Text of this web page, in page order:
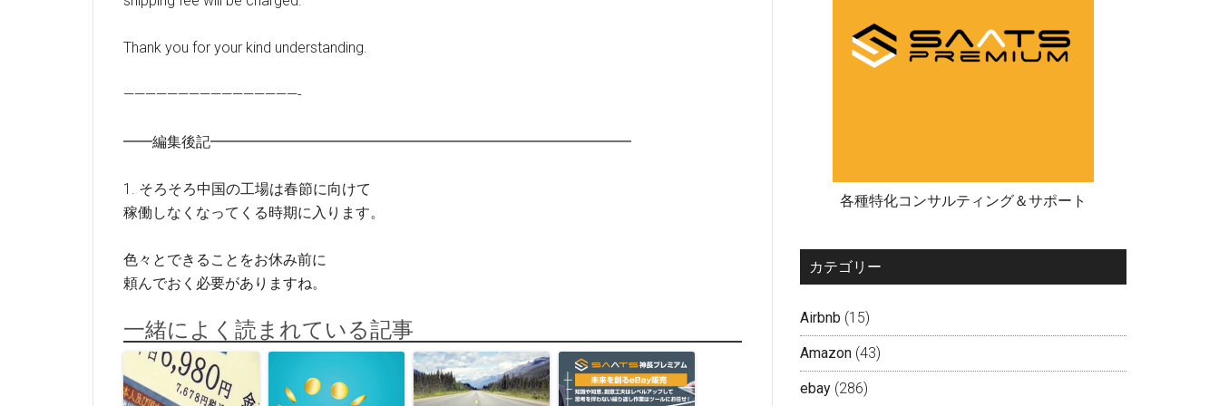
Thank you for your kind understanding.
————————————————-
━━編集後記━━━━━━━━━━━━━━━━━━━━━━━━━━━━━
1. そろそろ中国の工場は春節に向けて
稼働しなくなってくる時期に入ります。
色々とできることをお休み前に
頼んでおく必要がありますね。
一緒によく読まれている記事
各種特化コンサルティング＆サポート
カテゴリー
Airbnb (15)
Amazon (43)
ebay (286)